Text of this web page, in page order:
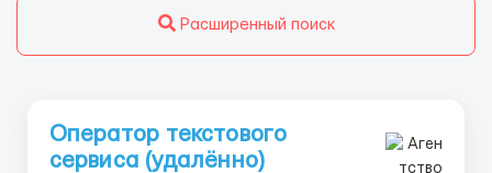
Расширенный поиск
Оператор текстового
сервиса (удалённо)